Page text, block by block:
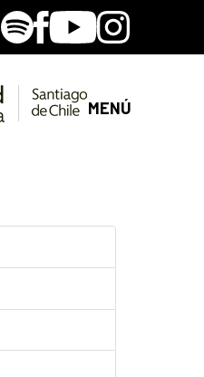
SpotifyFacebook
YoutubeInstagram
MENÚ